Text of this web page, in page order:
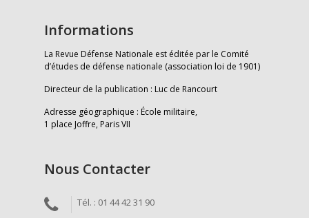
Informations
La Revue Défense Nationale est éditée par le Comité
d’études de défense nationale (association loi de 1901)
Directeur de la publication : Luc de Rancourt
Adresse géographique : École militaire,
1 place Joffre, Paris VII
Nous Contacter
Tél. : 01 44 42 31 90